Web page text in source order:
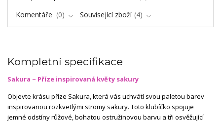
Komentáře
0 Související zboží 4
Kompletní specifikace
Sakura – Příze inspirovaná květy sakury
Objevte krásu příze Sakura, která vás uchvátí svou paletou barev
inspirovanou rozkvetlými stromy sakury. Toto klubíčko spojuje
jemné odstíny růžové, bohatou ostružinovou barvu a tři osvěžující